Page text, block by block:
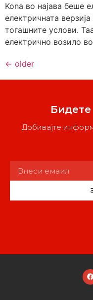
Kona во најава беше
електричната
тогашните услови.
електрично возило
← older
Добивајте